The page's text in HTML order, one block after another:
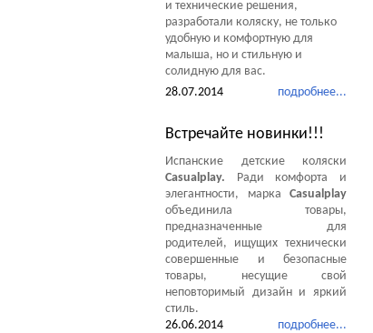
и технические решения,
разработали коляску, не только
удобную и комфортную для
малыша, но и стильную и
солидную для вас.
подробнее...
28.07.2014
Встречайте новинки!!!
Испанские детские коляски
Casualplay. Ради комфорта и
элегантности, марка Casualplay
объединила товары,
предназначенные для
родителей, ищущих технически
совершенные и безопасные
товары, несущие свой
неповторимый дизайн и яркий
стиль.
подробнее...
26.06.2014